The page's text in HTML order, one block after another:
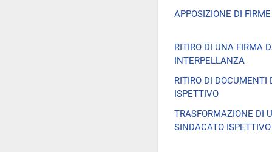
APPOSIZIONE DI
RITIRO DI UNA FIRMA
INTERPELLANZA
RITIRO DI DOCUMENTI
ISPETTIVO
TRASFORMAZIONE DI
SINDACATO ISPETTIVO